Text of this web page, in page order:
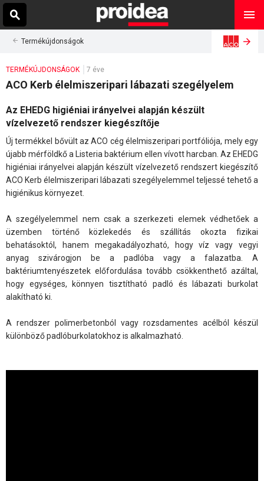
Termékújdonságok
TERMÉKÚJDONSÁGOK 7 éve
ACO Kerb élelmiszeripari lábazati szegélyelem
Az EHEDG higiéniai irányelvei alapján készült
vízelvezető rendszer kiegészítője
Új termékkel bővült az ACO cég élelmiszeripari portfóliója, mely egy
újabb mérföldkő a Listeria baktérium ellen vívott harcban. Az EHEDG
higiéniai irányelvei alapján készült vízelvezető rendszert kiegészítő
ACO Kerb élelmiszeripari lábazati szegélyelemmel teljessé tehető a
higiénikus környezet.
A szegélyelemmel nem csak a szerkezeti elemek védhetőek a
üzemben történő közlekedés és szállítás okozta fizikai
behatásoktól, hanem megakadályozható, hogy víz vagy vegyi
anyag szivárogjon be a padlóba vagy a falazatba. A
baktériumtenyészetek előfordulása tovább csökkenthető azáltal,
hogy egységes, könnyen tisztítható padló és lábazati burkolat
alakítható ki.
A rendszer polimerbetonból vagy rozsdamentes acélból készül
különböző padlóburkolatokhoz is alkalmazható.